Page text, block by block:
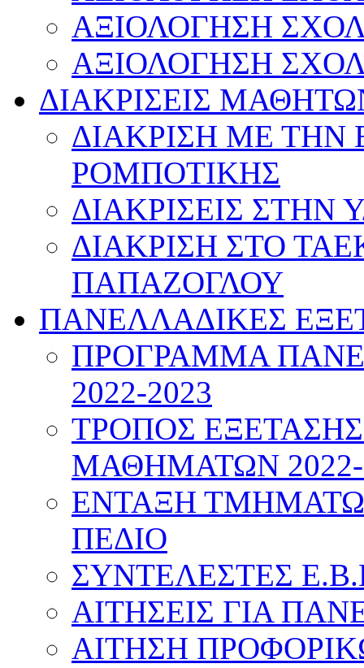
ΑΞΙΟΛΟΓΗΣΗ
ΑΞΙΟΛΟΓΗΣΗ
ΔΙΑΚΡΙΣΕΙΣ
ΔΙΑΚΡΙΣΗ ΜΕ
ΡΟΜΠΟΤΙΚΗΣ
ΔΙΑΚΡΙΣΕΙΣ ΣΤΗΝ
ΔΙΑΚΡΙΣΗ ΣΤΟ
ΠΑΠΑΖΟΓΛΟΥ
ΠΑΝΕΛΛΑΔΙΚΕΣ
ΠΡΟΓΡΑΜΜΑ
2022-2023
ΤΡΟΠΟΣ
ΜΑΘΗΜΑΤΩΝ 2022-
ΕΝΤΑΞΗ
ΠΕΔΙΟ
ΣΥΝΤΕΛΕΣΤΕΣ
ΑΙΤΗΣΕΙΣ ΓΙΑ
ΑΙΤΗΣΗ